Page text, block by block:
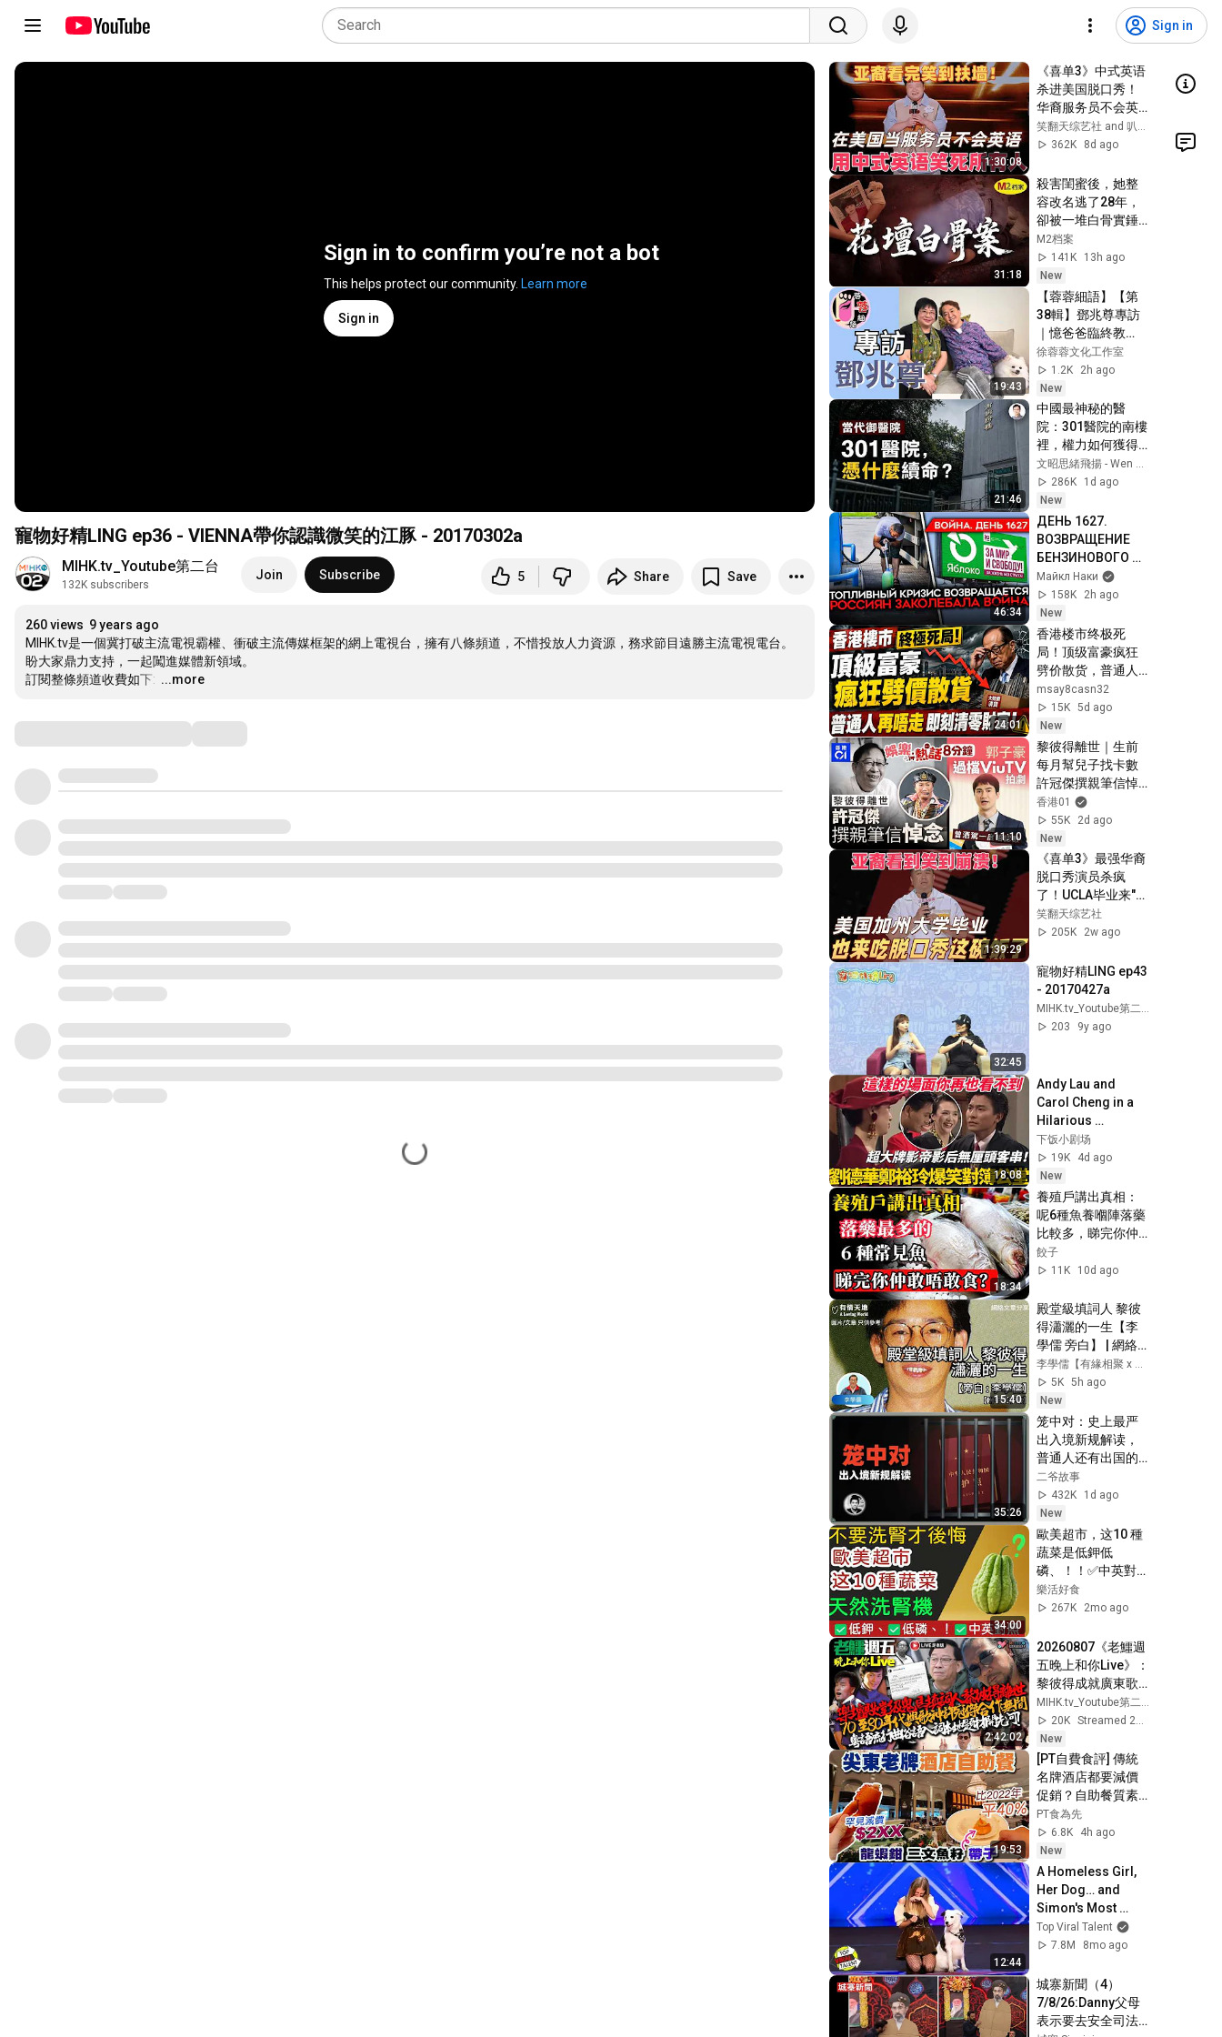
Sign in
Sign in to confirm you’re not a bot
This helps protect our community. Learn more
Sign in
寵物好精LING ep36 - VIENNA帶你認識微笑的江豚 - 20170302a
MIHK.tv_Youtube第二台
132K subscribers
Join Subscribe 5 Share Save
260 views 9 years ago
MIHK.tv是一個冀打破主流電視霸權、衝破主流傳媒框架的網上電視台，擁有八條頻道，不惜投放人力資源，務求節目遠勝主流電視電台。
盼大家鼎力支持，一起闖進媒體新領域。
訂閱整條頻道收費如下: …
...more
1:30:08
《喜单3》中式英语
杀进美国脱口秀！
华裔服务员不会英
语，靠口音把全场
笑疯了！#喜剧之王
笑 #喜剧 #funny #
综艺
笑翻天综艺社 and 叭叭一下
362K
8d ago
31:18
殺害閨蜜後，她整
容改名逃了28年，
卻被一堆白骨實錘
惡行｜M2檔案
M2档案
141K
13h ago
New
19:43
【蓉蓉細語】【第
38輯】鄧兆尊專訪
｜憶爸爸臨終教
誨：守住鄧家 兄弟
姊妹和睦相處
徐蓉蓉文化工作室
1.2K
2h ago
New
21:46
中國最神秘的醫
院：301醫院的南樓
裡，權力如何獲得
另一套生命規則？
【文昭思緒飛揚
563】
文昭思緒飛揚 - Wen Zhao Studio
286K
1d ago
New
46:34
ДЕНЬ 1627.
ВОЗВРАЩЕНИЕ
БЕНЗИНОВОГО
КРИЗИСА/ ПУТИН
БОИТСЯ ДРОНОВ/
РОССИЯН
ЗАКОЛЕБАЛА
ВОЙНА/ ГОРЯТ
НПЗ
Майкл Наки
158K
2h ago
New
24:01
香港楼市终极死
局！顶级富豪疯狂
劈价散货，普通人
再唔走即刻清零财
富！
msay8casn32
15K 5d ago
New
11:10
黎彼得離世｜生前
每月幫兒子找卡數
許冠傑撰親筆信悼
念故友｜前TVB富二
代小生過檔ViuTV拍
重頭劇　曾酒駕一
度唔認數被判刑｜
今日娛樂熱話｜01
娛樂｜01熱話｜黎
彼得｜許冠傑｜
2026年8月6日
香港01
55K
2d ago
New
1:39:29
《喜单3》最强华裔
脱口秀演员杀疯
了！UCLA毕业来"吃
脱口秀这碗饭"，亚
裔看完疯狂点头！#
脱口秀 #搞笑 #喜剧
#funny #综艺
笑翻天综艺社
205K
2w ago
32:45
寵物好精LING ep43
- 20170427a
MIHK.tv_Youtube第二台
203
9y ago
18:08
Andy Lau and
Carol Cheng in a
Hilarious
Courtroom
Showdown!
Featuring Cameos
from Iconic
Legends!...
下饭小剧场
19K
4d ago
New
18:34
養殖戶講出真相：
呢6種魚養嗰陣落藥
比較多，睇完你仲
敢唔敢食？#食物安
全 #藥養魚 #買餸貼
#石斑魚 #鰻魚 #巴
沙魚 #急凍魚柳 #健
康飲食 #生魚湯 #食
安危機 #海鮮
餃子
11K
10d ago
15:40
殿堂級填詞人 黎彼
得瀟灑的一生【李
學儒 旁白】 | 網絡
文章 | A Loving
World | 有緣相聚 |
有情天地 | 電台節目
重溫 #廣東話
李學儒【有緣相聚 x 有情天地】A Loving World
5K 5h ago
New
35:26
笼中对：史上最严
出入境新规解读，
普通人还有出国的
机会吗？
二爷故事
432K
1d ago
New
34:00
歐美超市，这10 種
蔬菜是低鉀低
磷、！！✅中英對照
採購指南！
樂活好食
267K
2mo ago
2:42:02
20260807《老鱷週
五晚上和你Live》：
黎彼得成就廣東歌
踏上輝煌之路功
臣！停業近一年尖
東大富豪低調重
開！毒癮母認誤殺
虐兒囚22年是誰之
錯？美伊戰事令美
軍彈藥庫存出現短
缺？
20K
New
19:53
[PT自費食評] 傳統
名牌酒店都要減價
促銷？自助餐質素
有否將貨就價？｜
九龍香格里拉酒店
Cafe Kool
PT食為先
6.8K
4h ago
New
12:44
A Homeless Girl,
Her Dog… and
Simon's Most
HUMAN Moment.
Top Viral Talent
7.8M
8mo ago
城寨新聞（4）
7/8/26:Danny父母
表示要去安全司法